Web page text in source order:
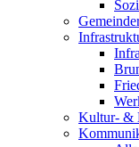
Kultur- &